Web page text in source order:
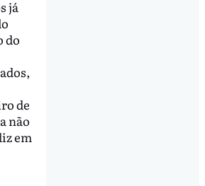
já
do
de
não
em